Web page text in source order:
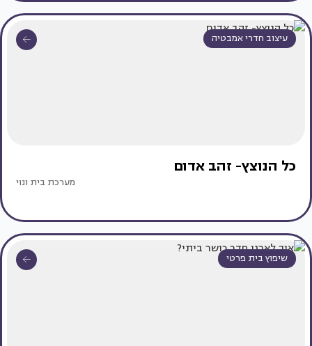
עיצוב חדרי אמבטיה
כל הנוצץ- זהב אדום
מערכת בית ונוי
שיפוץ בית פרטי